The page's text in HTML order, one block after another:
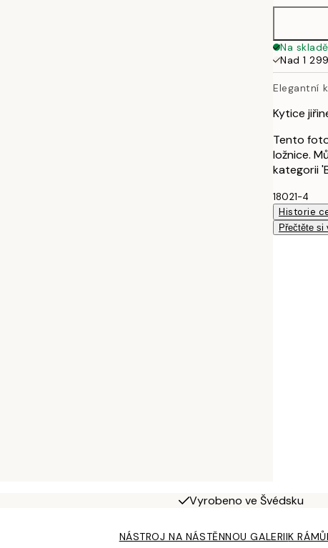
Na skladě
Nad 1
Elegantní
Kytice
Tento
ložnice.
kategorii
18021-4
Historie
Přečtěte si
Vyrobeno ve Švédsku
NÁSTROJ NA NÁSTĚNNOU GALERIIK